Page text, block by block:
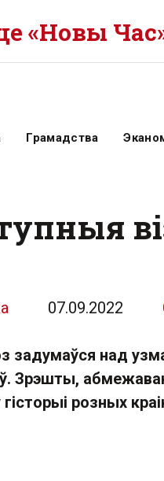
«Новы
Грамадства
07.09.2022
задумаўся над
Зрэшты,
гісторыі розных